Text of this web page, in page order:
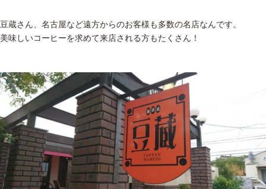
豆蔵さん、名古屋など遠方からのお客様も多数の名店なんです。
美味しいコーヒーを求めて来店される方もたくさん！